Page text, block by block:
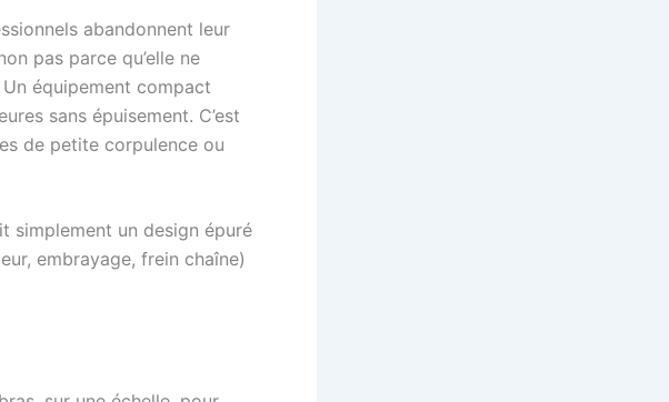
abandonnent leur
pas parce qu’elle ne
équipement compact
sans épuisement. C’est
de petite corpulence ou
simplement un design épuré
embrayage, frein chaîne)